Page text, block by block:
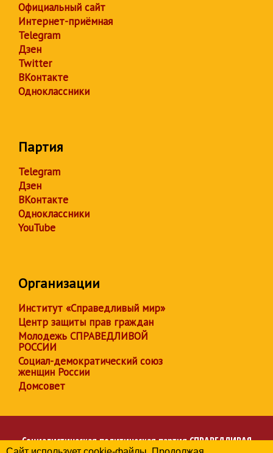
Официальный сайт
Интернет-приёмная
Telegram
Дзен
Twitter
ВКонтакте
Одноклассники
Партия
Telegram
Дзен
ВКонтакте
Одноклассники
YouTube
Организации
Институт «Справедливый мир»
Центр защиты прав граждан
Молодежь СПРАВЕДЛИВОЙ
РОССИИ
Социал-демократический союз
женщин России
Домсовет
Социалистическая политическая партияСПРАВЕДЛИВАЯ